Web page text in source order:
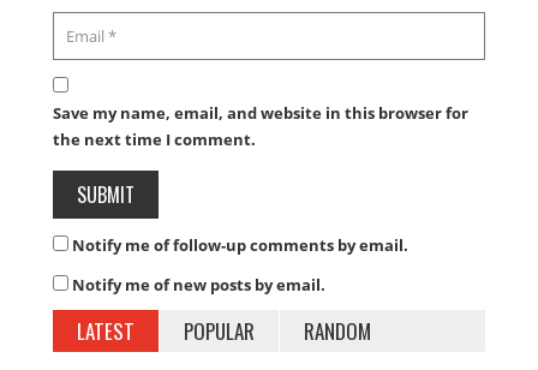
Save my name, email, and website in this browser for
the next time I comment.
Notify me of follow-up comments by email.
Notify me of new posts by email.
LATEST POPULAR RANDOM